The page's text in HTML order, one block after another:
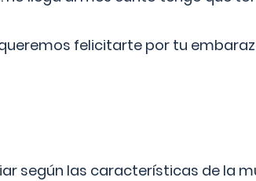
felicitarte por tu
según las características de la